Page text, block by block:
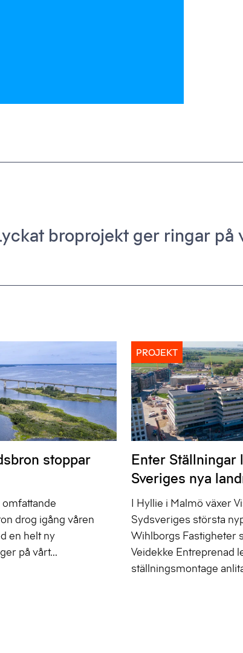
broprojekt ger ringar på
stoppar
drog igång våren
en helt ny
på vårt...
PROJEKT
Enter Ställningar
Sveriges nya
I Hyllie i Malmö växer
Sydsveriges största
Wihlborgs Fastigheter
Veidekke Entreprenad
ställningsmontage